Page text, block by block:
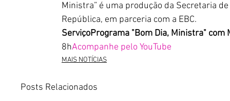
Ministra” é uma produção da Secretaria
República, em parceria com a EBC.
ServiçoPrograma "Bom Dia, Ministra" com
8hAcompanhe pelo YouTube
MAIS NOTÍCIAS
Posts Relacionados